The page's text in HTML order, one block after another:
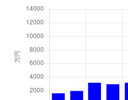
柳生
1,500万